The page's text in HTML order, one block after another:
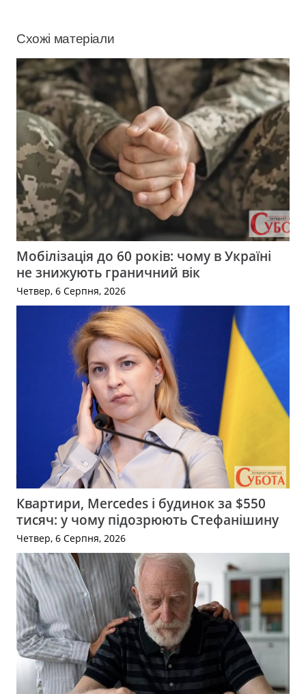
Схожі матеріали
Мобілізація до 60 років: чому в Україні
не знижують граничний вік
Четвер, 6 Серпня, 2026
Квартири, Mercedes і будинок за $550
тисяч: у чому підозрюють Стефанішину
Четвер, 6 Серпня, 2026